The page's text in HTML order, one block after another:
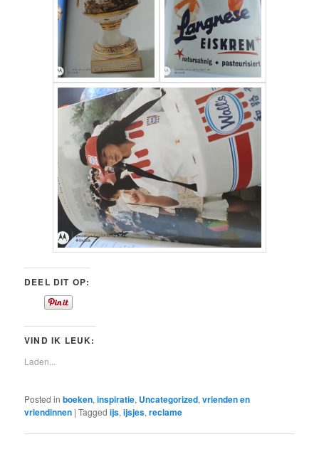
DEEL DIT OP:
VIND IK LEUK:
Laden...
Posted in boeken,inspiratie, Uncategorized,vrienden en
vriendinnen |Tagged ijs,ijsjes,reclame